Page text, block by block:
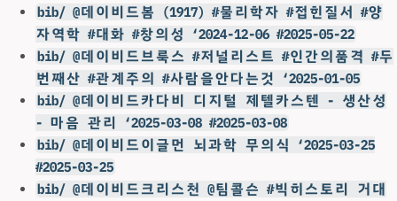
bib/ @데이비드봄 (1917) #물리학자 #접힌질서 #양
자역학 #대화 #창의성 ‘2024-12-06 #2025-05-22
bib/ @데이비드브룩스 #저널리스트 #인간의품격 #두
번째산 #관계주의 #사람을안다는것 ‘2025-01-05
bib/ @데이비드카다비 디지털 제텔카스텐 - 생산성
- 마음 관리 ‘2025-03-08 #2025-03-08
bib/ @데이비드이글먼 뇌과학 무의식 ‘2025-03-25
#2025-03-25
bib/ @데이비드크리스천 @팀콜슨 #빅히스토리 거대